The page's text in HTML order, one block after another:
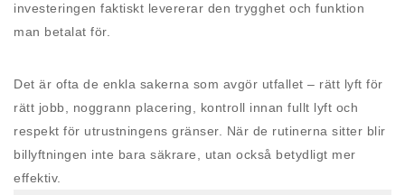
investeringen faktiskt levererar den trygghet och funktion
man betalat för.
Det är ofta de enkla sakerna som avgör utfallet – rätt lyft för
rätt jobb, noggrann placering, kontroll innan fullt lyft och
respekt för utrustningens gränser. När de rutinerna sitter blir
billyftningen inte bara säkrare, utan också betydligt mer
effektiv.